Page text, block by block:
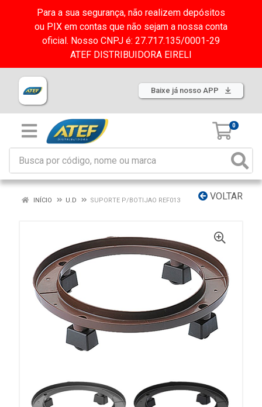
Para a sua segurança, não realizem depósitos
ou PIX em contas que não sejam a nossa conta
oficial. Nosso CNPJ é: 27.717.135/0001-29
ATEF DISTRIBUIDORA EIRELI
Baixe já nosso APP
0
VOLTAR
INÍCIO U.D SUPORTE P/BOTIJAO REF013